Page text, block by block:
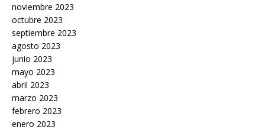
noviembre 2023
octubre 2023
septiembre 2023
agosto 2023
junio 2023
mayo 2023
abril 2023
marzo 2023
febrero 2023
enero 2023